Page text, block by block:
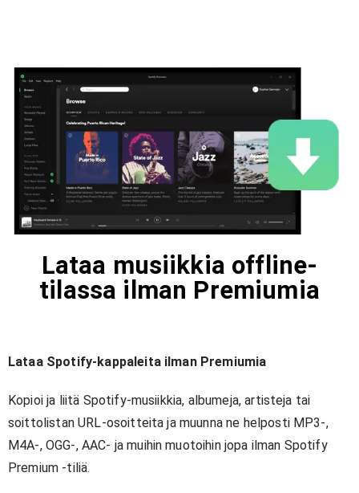
Lataa musiikkia offline-
tilassa ilman Premiumia
Lataa Spotify-kappaleita ilman Premiumia
Kopioi ja liitä Spotify-musiikkia, albumeja, artisteja tai
soittolistan URL-osoitteita ja muunna ne helposti MP3-,
M4A-, OGG-, AAC- ja muihin muotoihin jopa ilman Spotify
Premium -tiliä.